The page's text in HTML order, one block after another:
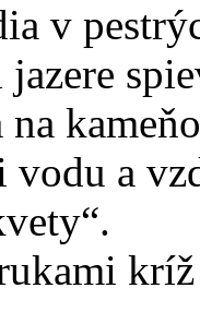
v
jazere
na
vodu a
kríž